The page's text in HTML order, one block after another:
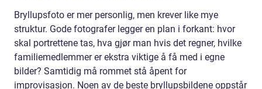
Bryllupsfoto er mer personlig, men krever like mye
struktur. Gode fotografer legger en plan i forkant: hvor
skal portrettene tas, hva gjør man hvis det regner, hvilke
familiemedlemmer er ekstra viktige å få med i egne
bilder? Samtidig må rommet stå åpent for
improvisasjon. Noen av de beste bryllupsbildene oppstår